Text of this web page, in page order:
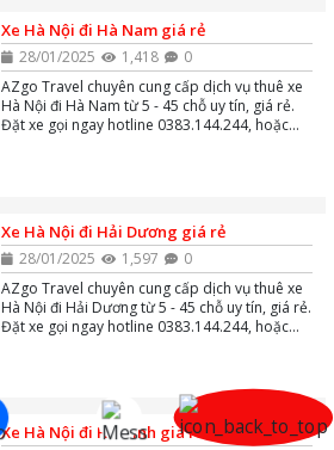
Xe Hà Nội đi Hà Nam giá rẻ
28/01/2025 1,418
0
AZgo Travel chuyên cung cấp dịch vụ thuê xe
Hà Nội đi Hà Nam từ 5 - 45 chỗ uy tín, giá rẻ.
Đặt xe gọi ngay hotline 0383.144.244, hoặc
Xe Hà Nội đi Hải Dương giá rẻ
28/01/2025 1,597
0
AZgo Travel chuyên cung cấp dịch vụ thuê xe
Hà Nội đi Hải Dương từ 5 - 45 chỗ uy tín, giá rẻ.
Đặt xe gọi ngay hotline 0383.144.244, hoặc
Xe Hà Nội đi Hà Tĩnh giá rẻ